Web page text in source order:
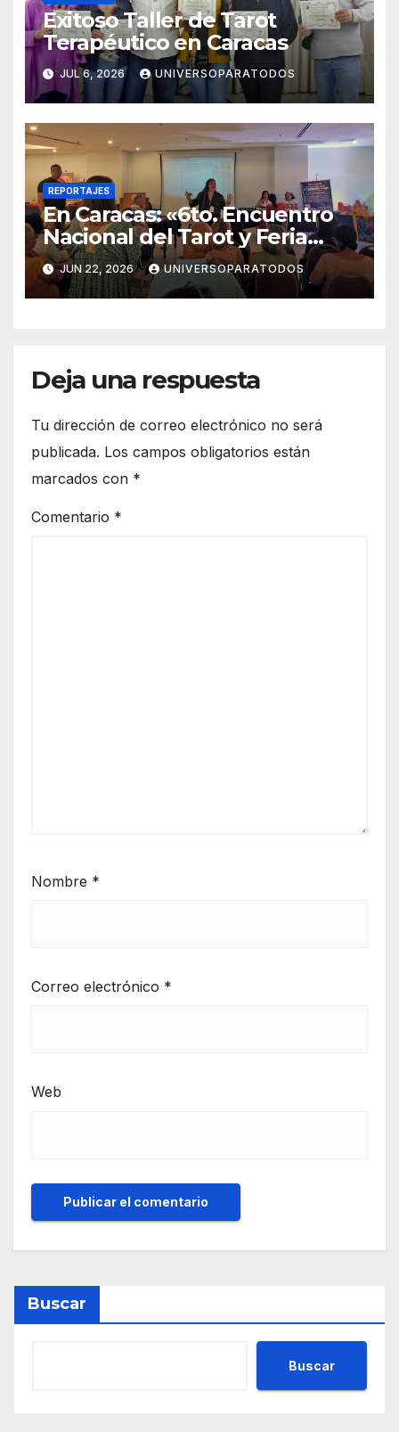
Exitoso Taller de Tarot
Terapéutico en Caracas
JUL 6, 2026 UNIVERSOPARATODOS
REPORTAJES
En Caracas: «6to. Encuentro
Nacional del Tarot y Feria
Esotérica 2026»
JUN 22, 2026 UNIVERSOPARATODOS
Deja una respuesta
Tu dirección de correo electrónico no será
publicada. Los campos obligatorios están
marcados con *
Comentario *
Nombre *
Correo electrónico *
Web
Buscar
Buscar